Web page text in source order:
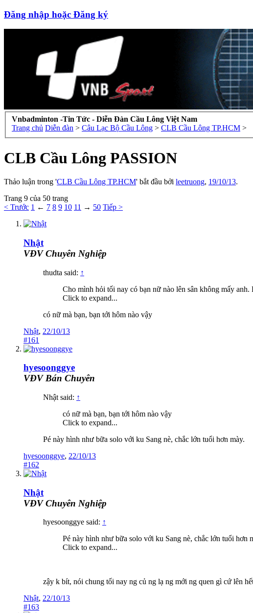
Đăng nhập hoặc Đăng ký
Vnbadminton -Tin Tức - Diễn Đàn Cầu Lông Việt Nam
Trang chủ Diễn đàn > Câu Lạc Bộ Cầu Lông > CLB Cầu Lông TP.HCM >
CLB Cầu Lông PASSION
Thảo luận trong 'CLB Cầu Lông TP.HCM' bắt đầu bởi leetruong, 19/10/13.
Trang 9 của 50 trang
< Trước 1 ← 7 8 9 10 11 → 50 Tiếp >
Nhật
VĐV Chuyên Nghiệp
thudta said: ↑
Cho mình hỏi tối nay có bạn nữ nào lên sân không mấy
Click to expand...
có nữ mà bạn, bạn tới hôm nào vậy
Nhật, 22/10/13
#161
hyesoonggye
VĐV Bán Chuyên
Nhật said: ↑
có nữ mà bạn, bạn tới hôm nào vậy
Click to expand...
Pé này hình như bữa solo với ku Sang nè, chắc lớn tuổi hơn mày.
hyesoonggye, 22/10/13
#162
Nhật
VĐV Chuyên Nghiệp
hyesoonggye said: ↑
Pé này hình như bữa solo với ku Sang nè, chắc lớn tuổi hơn
Click to expand...
zậy k bít, nói chung tối nay ng củ ng lạ ng mới ng quen gì cứ lên
Nhật, 22/10/13
#163